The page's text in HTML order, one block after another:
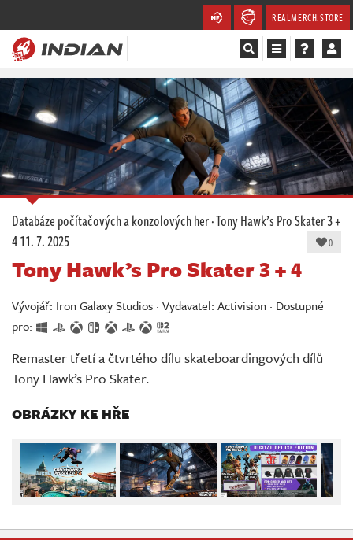
REALMERCH.STORE
Magazín
Recenze
Videa
Soutěže
Databáze
Komunita
Redakce
Živě
Databáze počítačových a konzolových her·Tony Hawk’s Pro Skater 3 +
411. 7. 2025 0
Tony Hawk’s Pro Skater 3 + 4
Vývojář: Iron Galaxy Studios · Vydavatel: Activision · Dostupné
pro:
Remaster třetí a čtvrtého dílu skateboardingových dílů
Tony Hawk’s Pro Skater.
OBRÁZKY KE HŘE